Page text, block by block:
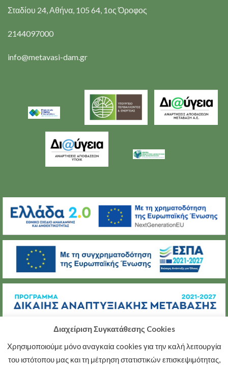
Σταδίου 24, Αθήνα, 105 64, 1ος Όροφος
2144097000
info@metavasi-dam.gr
(C) ΜΕΤΑΒΑΣΗ Α.Ε.
Διαχείριση Συγκατάθεσης Cookies
Χρησιμοποιούμε μόνο αναγκαία cookies για την καλή λειτουργία
του ιστότοπου μας και τη μέτρηση στατιστικών επισκεψιμότητας,